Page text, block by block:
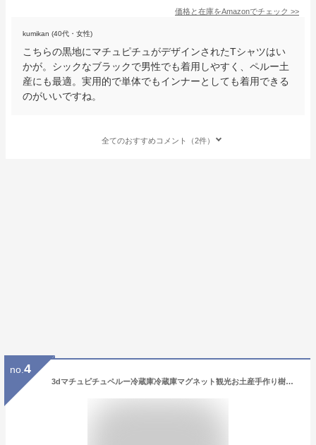
価格と在庫をAmazonでチェック >>
kumikan (40代・女性)
こちらの黒地にマチュピチュがデザインされたTシャツはい
かが。シックなブラックで男性でも着用しやすく、ペルー土
産にも最適。実用的で単体でもインナーとしても着用できる
のがいいですね。
全てのおすすめコメント（2件）
no. 4
3dマチュピチュペルー冷蔵庫冷蔵庫マグネット観光お土産手作り樹脂クラフト磁気ステッカーホームキッチン装飾旅行ギフト